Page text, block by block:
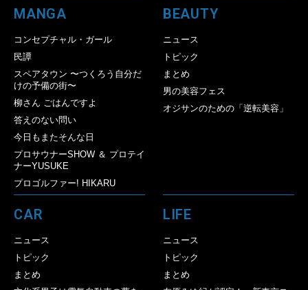
MANGA
コンセプチャル・ガール
民譚
スペアタウン 〜つくろう自分だ
けの予備の街〜
柳さん ごはんですよ
答えのない問い
今日もまたそんな日
プロサウナーSHOW ＆ プロテイ
ナーYUSUKE
プロゴルファー! HIKARU
BEAUTY
ニュース
トピック
まとめ
男の美容フェス
オジサンのための「逆転美容」
CAR
ニュース
トピック
まとめ
LIFE
ニュース
トピック
まとめ